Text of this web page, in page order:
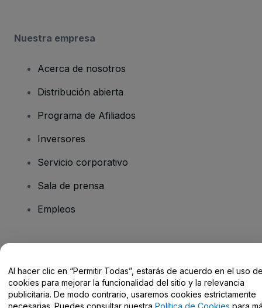
Nuestra empresa
Acerca de nosotros
Distribución abierta
Programa de Afiliados
Inversores
Servicio corporativo
Sala de prensa
Empleos
Centro de Ayuda / Contacto
Al hacer clic en “Permitir Todas”, estarás de acuerdo en el uso
cookies para mejorar la funcionalidad del sitio y la relevancia
publicitaria. De modo contrario, usaremos cookies estrictamente
necesarias. Puedes consultar nuestra Política de Cookies para